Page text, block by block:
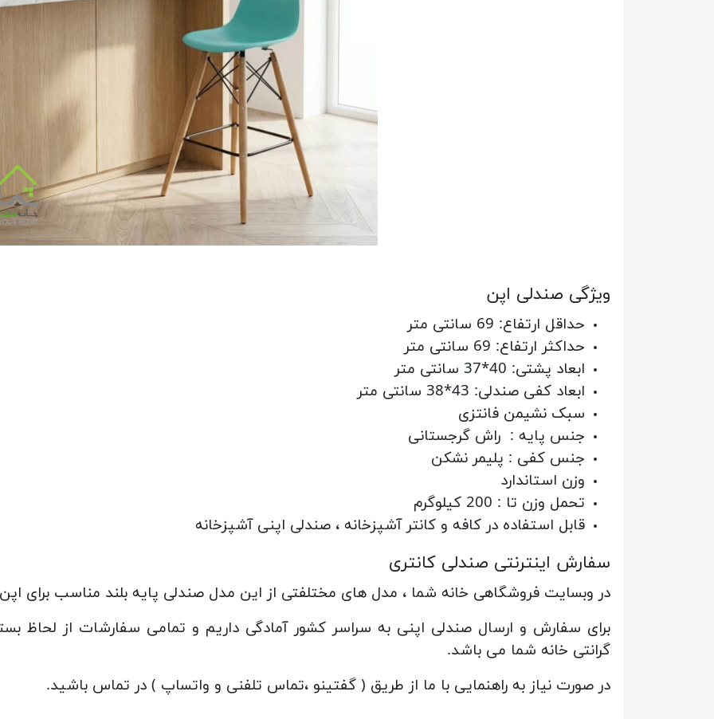
ویژگی صندلی اپن
حداقل ارتفاع: 69 سانتی متر
حداکثر ارتفاع: 69 سانتی متر
ابعاد پشتی: 40*37 سانتی متر
ابعاد کفی صندلی: 43*38 سانتی متر
سبک نشیمن فانتزی
جنس پایه : راش گرجستانی
جنس کفی : پلیمر نشکن
وزن استاندارد
تحمل وزن تا : 200 کیلوگرم
قابل استفاده در کافه و کانتر آشپزخانه ، صندلی اپنی آشپزخانه
سفارش اینترنتی صندلی کانتری
در وبسایت فروشگاهی خانه شما ، مدل های مختلفتی از این مدل صندلی پایه بلند مناسب برای
برای سفارش و ارسال صندلی اپنی به سراسر کشور آمادگی داریم و تمامی سفارشات از
گرانتی خانه شما می باشد.
در صورت نیاز به راهنمایی با ما از طریق ( گفتینو ،تماس تلفنی و واتساپ ) در تماس باشید.